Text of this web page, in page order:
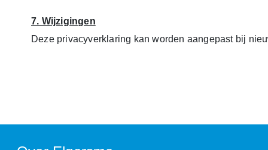
7. Wijzigingen
Deze privacyverklaring kan worden aangepast bij